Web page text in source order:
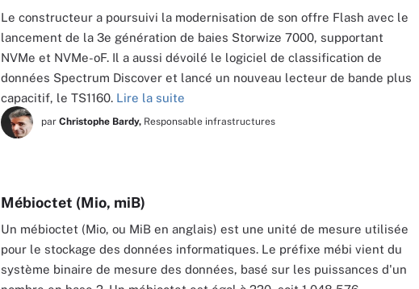
Le constructeur a poursuivi la modernisation de son offre Flash avec le
lancement de la 3e génération de baies Storwize 7000, supportant
NVMe et NVMe-oF. Il a aussi dévoilé le logiciel de classification de
données Spectrum Discover et lancé un nouveau lecteur de bande plus
capacitif, le TS1160. Lire la suite
par Christophe Bardy, Responsable infrastructures
Mébioctet (Mio, miB)
Un mébioctet (Mio, ou MiB en anglais) est une unité de mesure utilisée
pour le stockage des données informatiques. Le préfixe mébi vient du
système binaire de mesure des données, basé sur les puissances d'un